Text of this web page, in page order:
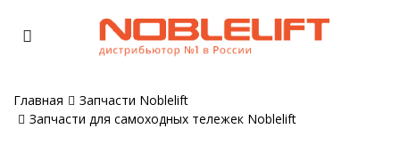
Главная
Запчасти Noblelift
Запчасти для самоходных тележек Noblelift